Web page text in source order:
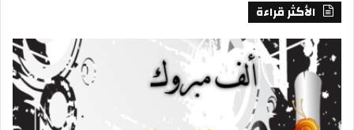
الأكثر قراءة